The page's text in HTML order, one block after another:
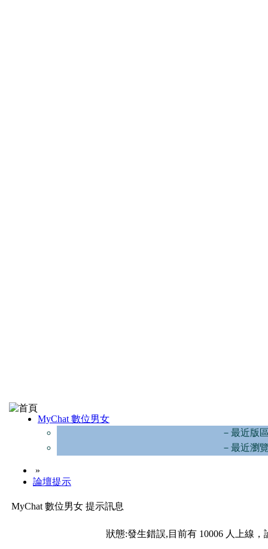
MyChat 數位男女
－最近版
－最近瀏
»
論壇提示
MyChat 數位男女 提示訊息
狀態:發生錯誤,目前有 10006 人上線